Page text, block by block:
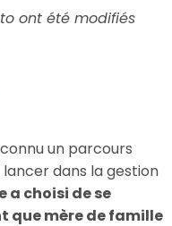
ont été modifiés
un parcours
dans la gestion
a choisi de se
que mère de famille